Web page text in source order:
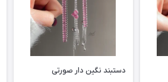
دستبند نگین دار صورتی